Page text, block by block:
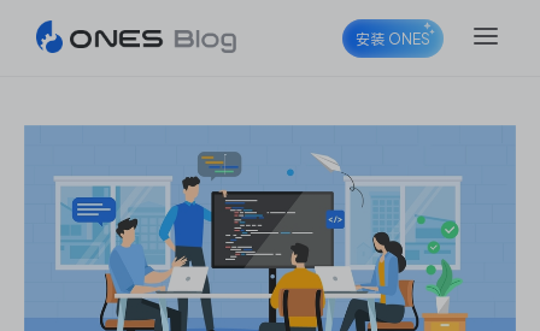
ONES Project
ONES Wiki
安装 ONES